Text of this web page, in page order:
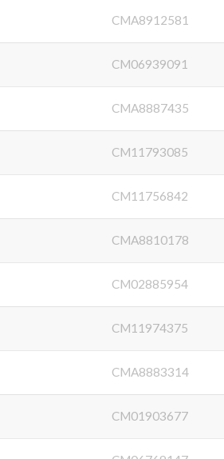
CMA8912581
CM06939091
CMA8887435
CM11793085
CM11756842
CMA8810178
CM02885954
CM11974375
CMA8883314
CM01903677